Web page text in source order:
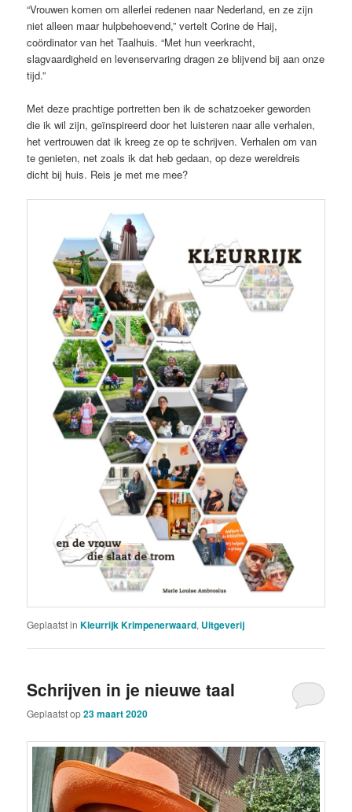
“Vrouwen komen om allerlei redenen naar Nederland, en ze zijn
niet alleen maar hulpbehoevend,” vertelt Corine de Haij,
coördinator van het Taalhuis. “Met hun veerkracht,
slagvaardigheid en levenservaring dragen ze blijvend bij aan onze
tijd.”
Met deze prachtige portretten ben ik de schatzoeker geworden
die ik wil zijn, geïnspireerd door het luisteren naar alle verhalen,
het vertrouwen dat ik kreeg ze op te schrijven. Verhalen om van
te genieten, net zoals ik dat heb gedaan, op deze wereldreis
dicht bij huis. Reis je met me mee?
Geplaatst in Kleurrijk Krimpenerwaard, Uitgeverij
Schrijven in je nieuwe taal
Geplaatst op23 maart 2020